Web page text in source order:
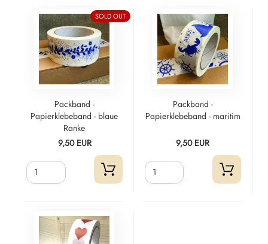
SOLD OUT
Packband -
Papierklebeband - blaue
Ranke
9,50 EUR
Packband -
Papierklebeband - maritim
9,50 EUR